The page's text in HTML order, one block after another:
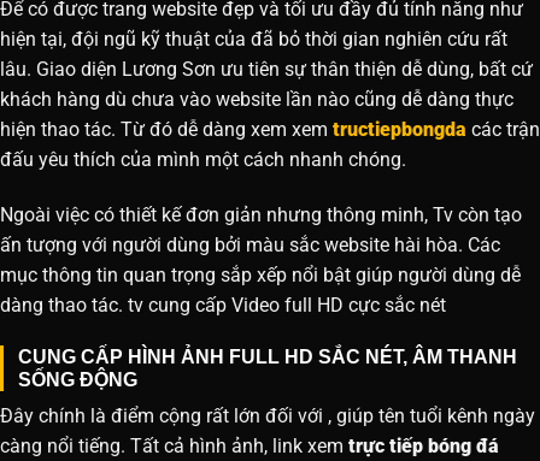
Để có được trang website đẹp và tối ưu đầy đủ tính năng như
hiện tại, đội ngũ kỹ thuật của đã bỏ thời gian nghiên cứu rất
lâu. Giao diện Lương Sơn ưu tiên sự thân thiện dễ dùng, bất cứ
khách hàng dù chưa vào website lần nào cũng dễ dàng thực
hiện thao tác. Từ đó dễ dàng xem xem tructiepbongda các trận
đấu yêu thích của mình một cách nhanh chóng.
Ngoài việc có thiết kế đơn giản nhưng thông minh, Tv còn tạo
ấn tượng với người dùng bởi màu sắc website hài hòa. Các
mục thông tin quan trọng sắp xếp nổi bật giúp người dùng dễ
dàng thao tác. tv cung cấp Video full HD cực sắc nét
CUNG CẤP HÌNH ẢNH FULL HD SẮC NÉT, ÂM THANH
SỐNG ĐỘNG
Đây chính là điểm cộng rất lớn đối với , giúp tên tuổi kênh ngày
càng nổi tiếng. Tất cả hình ảnh, link xem trực tiếp bóng đá